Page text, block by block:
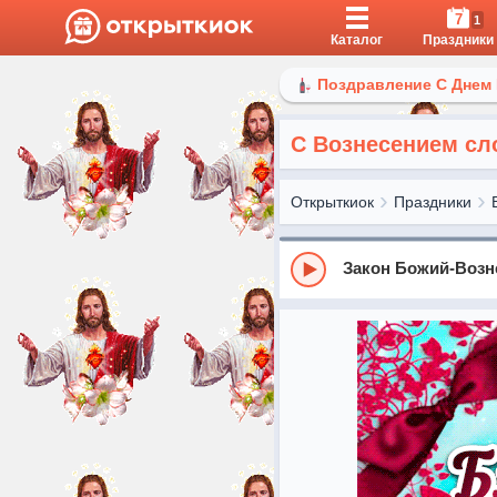
Каталог
7 1
Праздники
Поздравление С
С Вознесением
Открыткиок Праздники
Закон Божий-